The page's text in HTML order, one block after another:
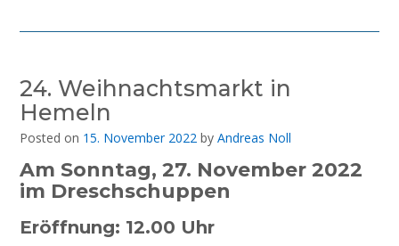
24. Weihnachtsmarkt in
Hemeln
Posted on 15. November 2022 by Andreas Noll
Am Sonntag, 27. November 2022
im Dreschschuppen
Eröffnung: 12.00 Uhr